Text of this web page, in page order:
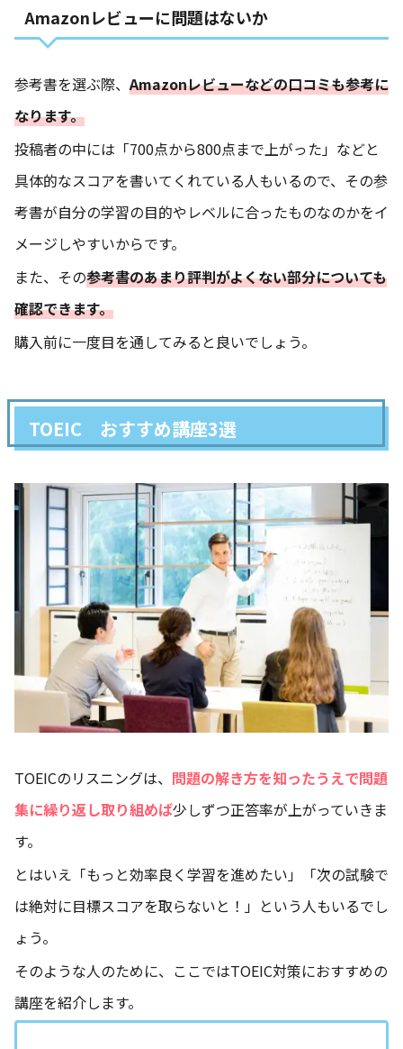
Amazonレビューに問題はないか
参考書を選ぶ際、Amazonレビューなどの口コミも参考に
なります。
投稿者の中には「700点から800点まで上がった」などと
具体的なスコアを書いてくれている人もいるので、その参
考書が自分の学習の目的やレベルに合ったものなのかをイ
メージしやすいからです。
また、その参考書のあまり評判がよくない部分についても
確認できます。
購入前に一度目を通してみると良いでしょう。
TOEIC おすすめ講座3選
TOEICのリスニングは、 問題の解き方を知ったうえで問題
集に繰り返し取り組めば少しずつ正答率が上がっていきま
す。
とはいえ「もっと効率良く学習を進めたい」「次の試験で
は絶対に目標スコアを取らないと！」という人もいるでし
ょう。
そのような人のために、ここではTOEIC対策におすすめの
講座を紹介します。